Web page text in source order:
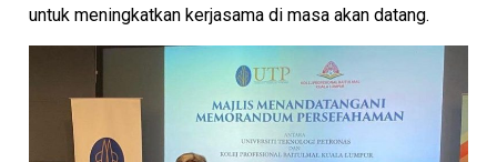
untuk meningkatkan kerjasama di masa akan datang.